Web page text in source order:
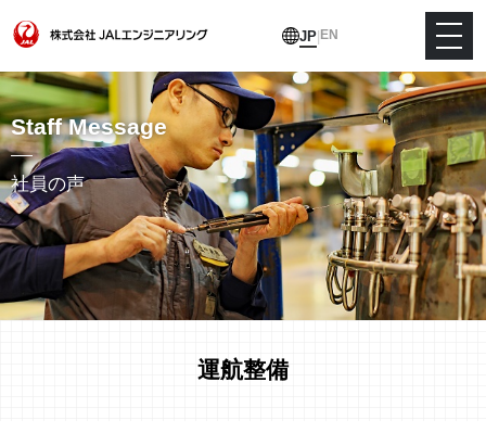
JP| EN
Staff Message
社員の声
運航整備